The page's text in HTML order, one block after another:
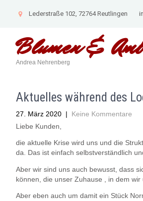
Lederstraße 102, 72764 Reutlingen
Blumen &
Andrea Nehrenberg
Aktuelles während des
27. März 2020 | Keine Kommentare
Liebe
die aktuelle Krise wird uns und die
da. Das ist einfach selbstverständlich
Aber wir sind uns auch bewusst, dass
können, die unser Zuhause , in dem
Aber eben auch um damit ein Stück